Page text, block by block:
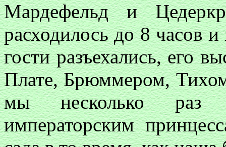
Мардефельд и
расходилось до 8 часов
гости разъехались, его
Плате, Брюммером,
мы несколько раз
императорским